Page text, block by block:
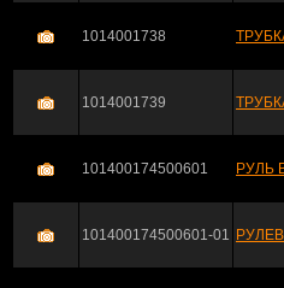
1014001738
1014001739
101400174500601 РУЛЬ
101400174500601-01